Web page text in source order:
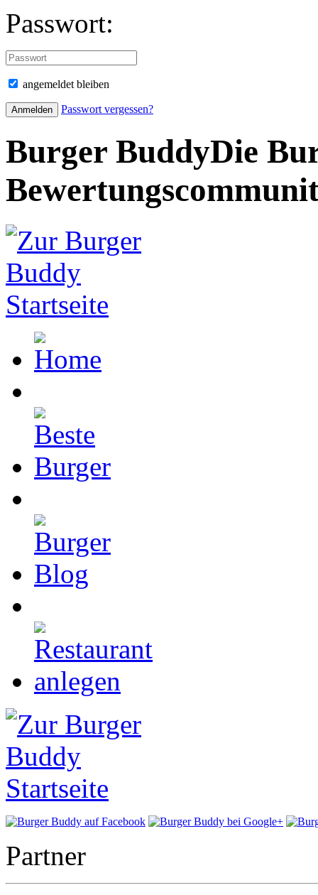
Passwort:
angemeldet bleiben
Passwort vergessen?
Burger BuddyDie
Partner